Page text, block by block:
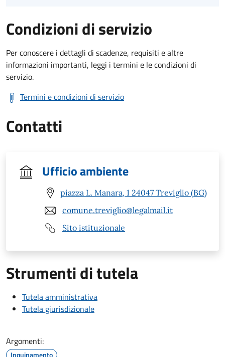
Condizioni di servizio
Per conoscere i dettagli di scadenze, requisiti e altre
informazioni importanti, leggi i termini e le condizioni di
servizio.
Termini e condizioni di servizio
Contatti
Ufficio ambiente
piazza L. Manara, 1 24047 Treviglio (BG)
comune.treviglio@legalmail.it
Sito istituzionale
Strumenti di tutela
Tutela amministrativa
Tutela giurisdizionale
Argomenti:
Inquinamento